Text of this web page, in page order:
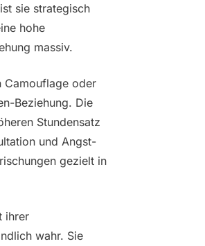
sie strategisch
hohe
massiv.
Camouflage oder
Beziehung. Die
Stundensatz
und Angst-
gezielt in
ihrer
wahr. Sie